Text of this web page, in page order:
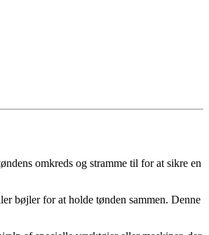
omkreds og stramme til for at sikre en
bøjler for at holde tønden sammen. Denne